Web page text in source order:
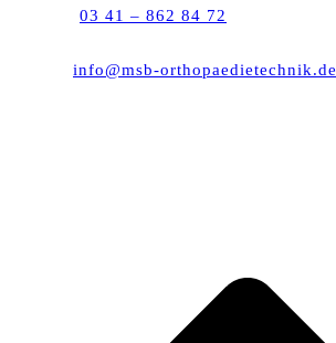
03 41 – 862 84 72
info@msb-orthopaedietechnik.de